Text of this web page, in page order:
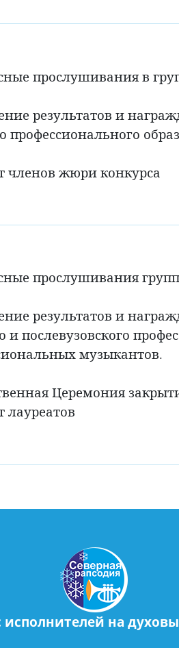
прослушивания в
результатов и
профессионального
членов жюри конкурса
прослушивания
результатов и
и послевузовского
музыкантов.
Церемония
лауреатов
на